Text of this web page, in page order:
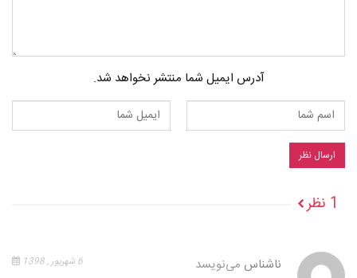
آدرس ایمیل شما منتشر نخواهد شد.
1 نظر
ناشناس می‌نویسد 6 شهریور , 1398